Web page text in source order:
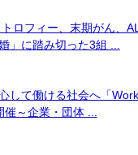
ロフィー、末期がん、
」に踏み切った3組 ...
して働ける社会へ「
催～企業・団体 ...